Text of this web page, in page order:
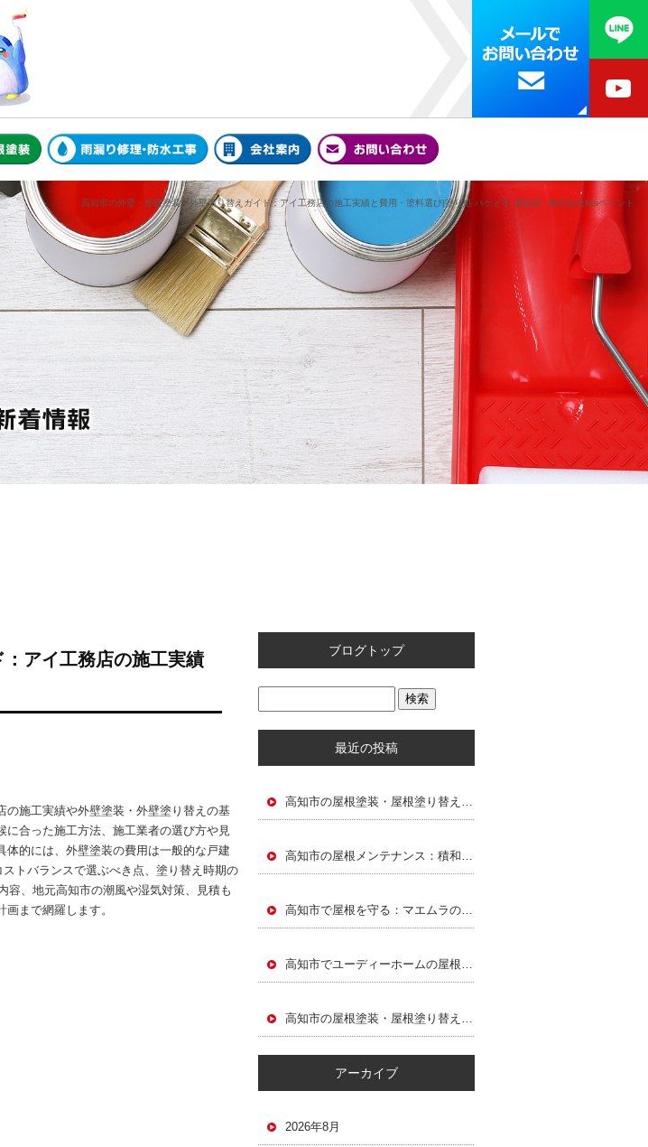
高知市の外壁・外壁塗装・外壁塗り替えガイド：アイ工務店の施工実績と費用・塗料選び|塗り処 ハケと手 高知店 - 株式会社M'sペイント
アイ工務店の施工実績
施工実績や外壁塗装・外壁塗り替えの基
合った施工方法、施工業者の選び方や見
的には、外壁塗装の費用は一般的な戸建
トバランスで選ぶべき点、塗り替え時期の
容、地元高知市の潮風や湿気対策、見積も
まで網羅します。
ブログトップ
最近の投稿
高知市の屋根塗装・屋根塗り替え｜大和建設が教える屋根メンテナンス
高知市の屋根メンテナンス：積和建設による屋根塗装と屋根塗り替えガイド
高知市で屋根を守る：マエムラの屋根塗装・屋根塗り替えガイド
高知市でユーディーホームの屋根塗装・屋根塗り替えで屋根を長持ちさせる方法
高知市の屋根塗装・屋根塗り替えガイド：東宝ホームの屋根メンテナンス
アーカイブ
2026年8月